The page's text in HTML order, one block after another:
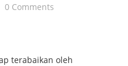
0 Comments
terabaikan oleh